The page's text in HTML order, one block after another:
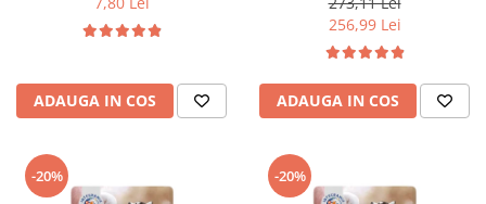
ADAUGA IN COS
256,99 Lei
ADAUGA IN COS
-20% -20%